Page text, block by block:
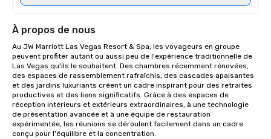
À propos de nous
Au JW Marriott Las Vegas Resort & Spa, les voyageurs en groupe
peuvent profiter autant ou aussi peu de l'expérience traditionnelle de
Las Vegas qu'ils le souhaitent. Des chambres récemment rénovées,
des espaces de rassemblement rafraîchis, des cascades apaisantes
et des jardins luxuriants créent un cadre inspirant pour des retraites
productives et des liens significatifs. Grâce à des espaces de
réception intérieurs et extérieurs extraordinaires, à une technologie
de présentation avancée et à une équipe de restauration
expérimentée, les réunions se déroulent facilement dans un cadre
conçu pour l'équilibre et la concentration.